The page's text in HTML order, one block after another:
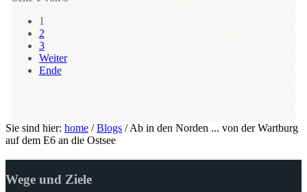
1
2
3
Weiter
Ende
Sie sind hier: home /Blogs /Ab in den Norden ... von der Wartburg
auf dem E6 an die Ostsee
Wege und Ziele